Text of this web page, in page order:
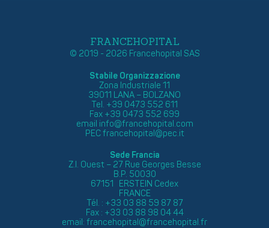
FRANCEHOPITAL
© 2019 - 2026 Francehopital SAS
Stabile Organizzazione
Zona Industriale 11
39011 LANA – BOLZANO
Tel. +39 0473 552 611
Fax +39 0473 552 699
email info@francehopital.com
PECfrancehopital@pec.it
Sede Francia
Z.I. Ouest – 27 Rue Georges Besse
B.P. 50030
67151 ERSTEIN Cedex
FRANCE
Tél. : +33 03 88 59 87 87
Fax : +33 03 88 98 04 44
email: francehopital@francehopital.fr